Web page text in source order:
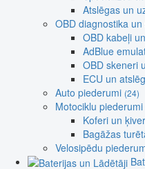
Atslēgas un
OBD diagnostika
OBD kabeļi
AdBlue
OBD skeneri
ECU un
Auto piederumi (24)
Motociklu piederumi
Koferi un
Bagāžas
Velosipēdu